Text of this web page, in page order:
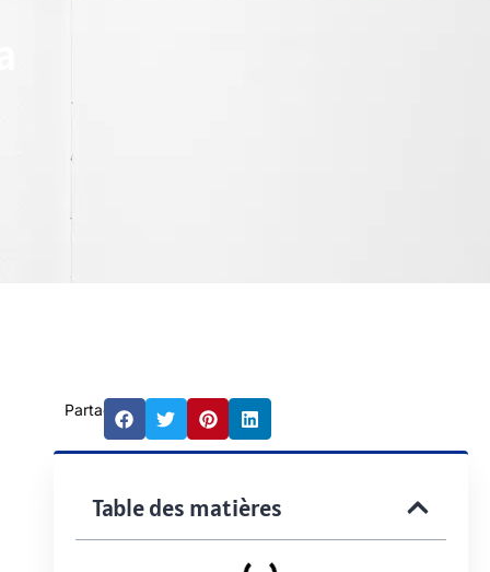
Partager:
Table des matières